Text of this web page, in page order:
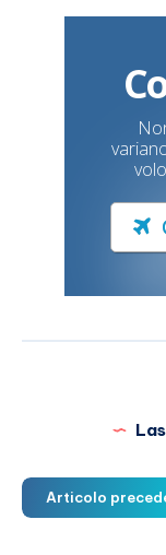
Articolo